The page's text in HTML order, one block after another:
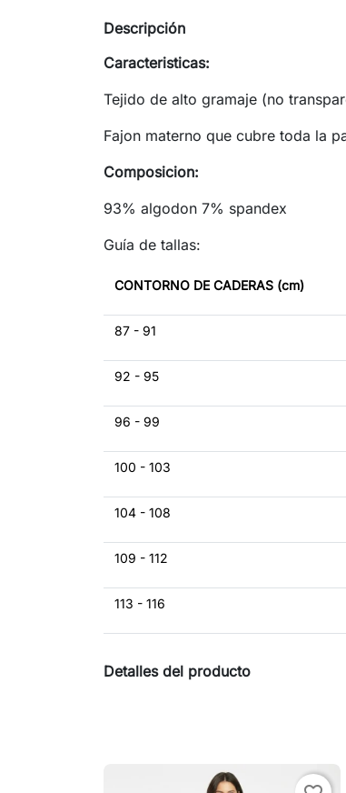
Descripción
Caracteristicas:
Tejido de alto gramaje (no
Fajon materno que cubre toda la
Composicion:
93% algodon 7% spandex
Guía de tallas:
CONTORNO DE CADERAS (cm)
87 - 91
92 - 95
96 - 99
100 - 103
104 - 108
109 - 112
113 - 116
Detalles del producto